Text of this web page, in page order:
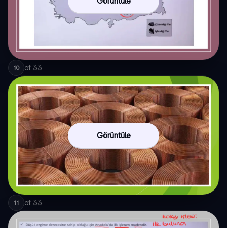
10 of 33
Görüntüle
11 of 33